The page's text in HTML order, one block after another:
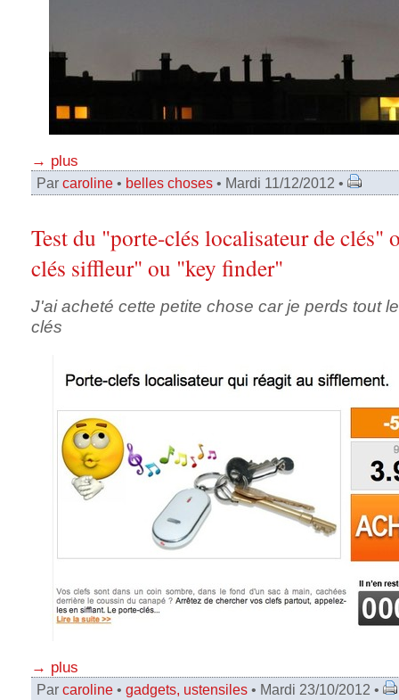
→ plus
Par caroline • belles choses • Mardi 11/12/2012 •
Test du "porte-clés localisateur de clés"
clés siffleur" ou "key finder"
J'ai acheté cette petite chose car je perds tout
clés
→ plus
Par caroline • gadgets, ustensiles • Mardi 23/10/2012 •